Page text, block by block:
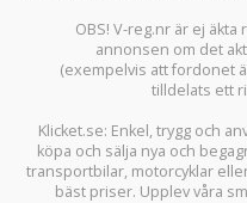
OBS! V-reg.nr är ej
annonsen om det
(exempelvis att fordonet
tilldelats ett
Klicket.se: Enkel, trygg och
köpa och sälja nya och
transportbilar, motorcyklar
bäst priser. Upplev våra